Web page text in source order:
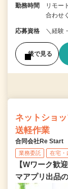
勤務時間
リモー
合わせ
応募資格 ＼経験
後で見る
ネットショ
送軽作業
合同会社Re Start
業務委託 在宅・
【Wワーク歓
マアプリ出品